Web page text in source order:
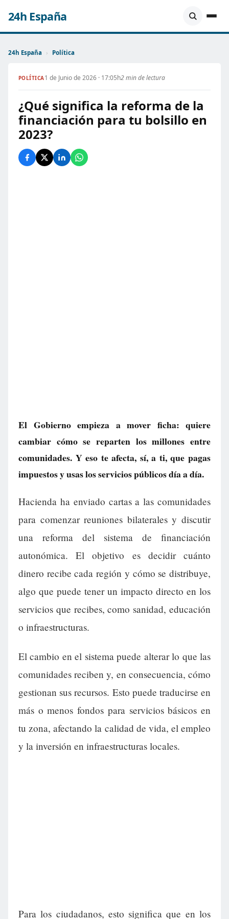
24h España
24h España › Política
POLÍTICA1 de Junio de 2026 · 17:05h2 min de lectura
¿Qué significa la reforma de la
financiación para tu bolsillo en
2023?
El Gobierno empieza a mover ficha: quiere
cambiar cómo se reparten los millones entre
comunidades. Y eso te afecta, sí, a ti, que pagas
impuestos y usas los servicios públicos día a día.
Hacienda ha enviado cartas a las comunidades
para comenzar reuniones bilaterales y discutir
una reforma del sistema de financiación
autonómica. El objetivo es decidir cuánto
dinero recibe cada región y cómo se distribuye,
algo que puede tener un impacto directo en los
servicios que recibes, como sanidad, educación
o infraestructuras.
El cambio en el sistema puede alterar lo que las
comunidades reciben y, en consecuencia, cómo
gestionan sus recursos. Esto puede traducirse en
más o menos fondos para servicios básicos en
tu zona, afectando la calidad de vida, el empleo
y la inversión en infraestructuras locales.
Para los ciudadanos, esto significa que en los